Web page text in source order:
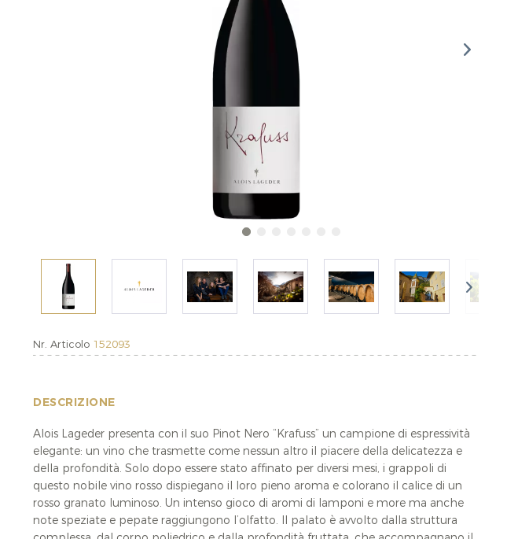
Nr. Articolo 152093
DESCRIZIONE
Alois Lageder presenta con il suo Pinot Nero “Krafuss” un campione di espressività
elegante: un vino che trasmette come nessun altro il piacere della delicatezza e
della profondità. Solo dopo essere stato affinato per diversi mesi, i grappoli di
questo nobile vino rosso dispiegano il loro pieno aroma e colorano il calice di un
rosso granato luminoso. Un intenso gioco di aromi di lamponi e more ma anche
note speziate e pepate raggiungono l’olfatto. Il palato è avvolto dalla struttura